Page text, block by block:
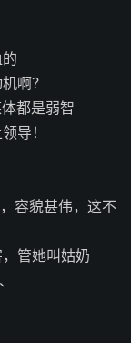
啊？
都是弱智
导！
容貌甚伟，这不
管她叫姑奶